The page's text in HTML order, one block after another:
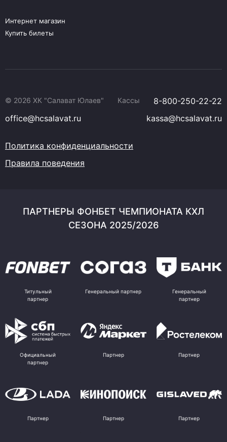
Интернет магазин
Купить билеты
© 2026 ХК "Салават Юлаев" Кассы
8-800-250-22-22
office@hcsalavat.ru
kassa@hcsalavat.ru
Политика конфиденциальности
Правила поведения
ПАРТНЕРЫ ФОНБЕТ ЧЕМПИОНАТА КХЛ
СЕЗОНА 2025/2026
Титульный
партнер
Генеральный партнер
Генеральный
партнер
Официальный
партнер
Партнер Партнер
Партнер Партнер Партнер